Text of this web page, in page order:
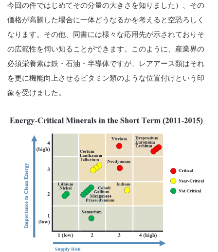
今回の件ではじめてその分量の大きさを知りました）、その
価格が高騰した場合に一体どうなるかを考えると空恐ろしく
なります。その他、同書には様々な応用先が示されておりそ
の広範性を伺い知ることができます。このように、産業界の
必須栄養素は鉄・石油・半導体ですが、レアアース類はそれ
を更に機能向上させるビタミン類のような位置付けという印
象を受けました。